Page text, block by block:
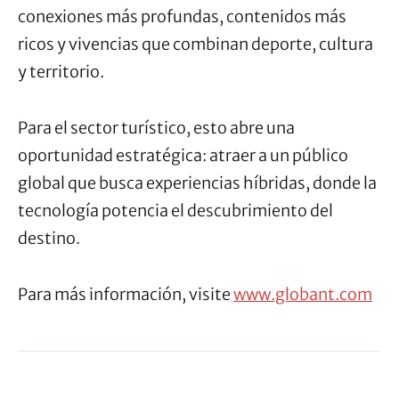
conexiones más profundas, contenidos más
ricos y vivencias que combinan deporte, cultura
y territorio.
Para el sector turístico, esto abre una
oportunidad estratégica: atraer a un público
global que busca experiencias híbridas, donde la
tecnología potencia el descubrimiento del
destino.
Para más información, visitewww.globant.com